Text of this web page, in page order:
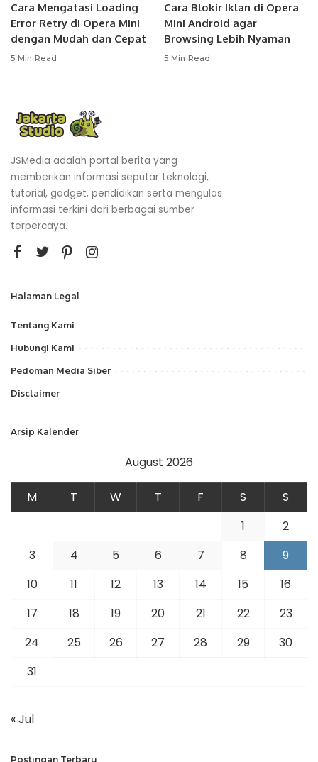
Cara Mengatasi Loading
Error Retry di Opera Mini
dengan Mudah dan Cepat
5 Min Read
Cara Blokir Iklan di Opera
Mini Android agar
Browsing Lebih Nyaman
5 Min Read
JSMedia adalah portal berita yang
memberikan informasi seputar teknologi,
tutorial, gadget, pendidikan serta mengulas
informasi terkini dari berbagai sumber
terpercaya.
Halaman Legal
Tentang Kami
Hubungi Kami
Pedoman Media Siber
Disclaimer
Arsip Kalender
August 2026
M T W T F S
S
1
2
3
4 5 6 7 8
9
10
11 12 13 14 15
16
17
18 19 20 21 22
23
24
25 26 27 28 29
30
31
« Jul
Postingan Terbaru